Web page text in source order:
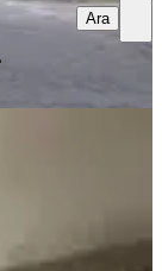
Ara
1+1